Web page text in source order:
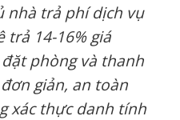
nhà trả phí dịch vụ
trả 14-16% giá
phòng và thanh
giản, an toàn
xác thực danh tính